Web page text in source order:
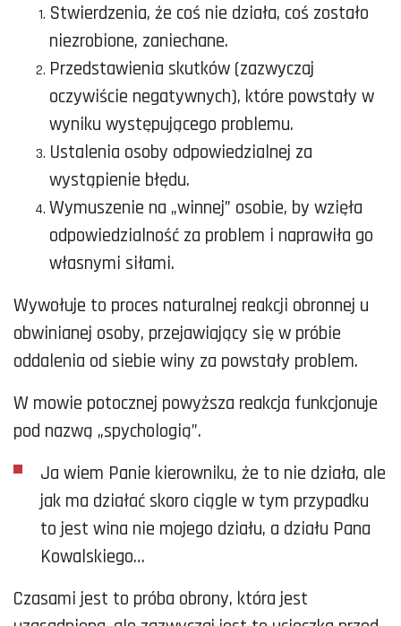
Stwierdzenia, że coś nie działa, coś zostało
niezrobione, zaniechane.
Przedstawienia skutków (zazwyczaj
oczywiście negatywnych), które powstały w
wyniku występującego problemu.
Ustalenia osoby odpowiedzialnej za
wystąpienie błędu.
Wymuszenie na „winnej” osobie, by wzięła
odpowiedzialność za problem i naprawiła go
własnymi siłami.
Wywołuje to proces naturalnej reakcji obronnej u
obwinianej osoby, przejawiający się w próbie
oddalenia od siebie winy za powstały problem.
W mowie potocznej powyższa reakcja funkcjonuje
pod nazwą „spychologią”.
Ja wiem Panie kierowniku, że to nie działa, ale
jak ma działać skoro ciągle w tym przypadku
to jest wina nie mojego działu, a działu Pana
Kowalskiego…
Czasami jest to próba obrony, która jest